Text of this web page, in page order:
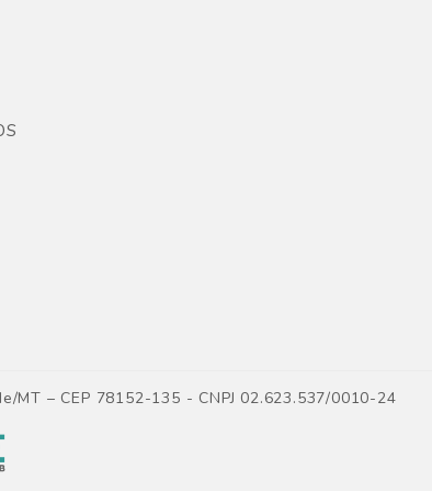
– CEP 78152-135 - CNPJ 02.623.537/0010-24